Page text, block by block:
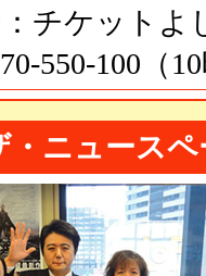
チケットよ
550-100（
・ニュースペ